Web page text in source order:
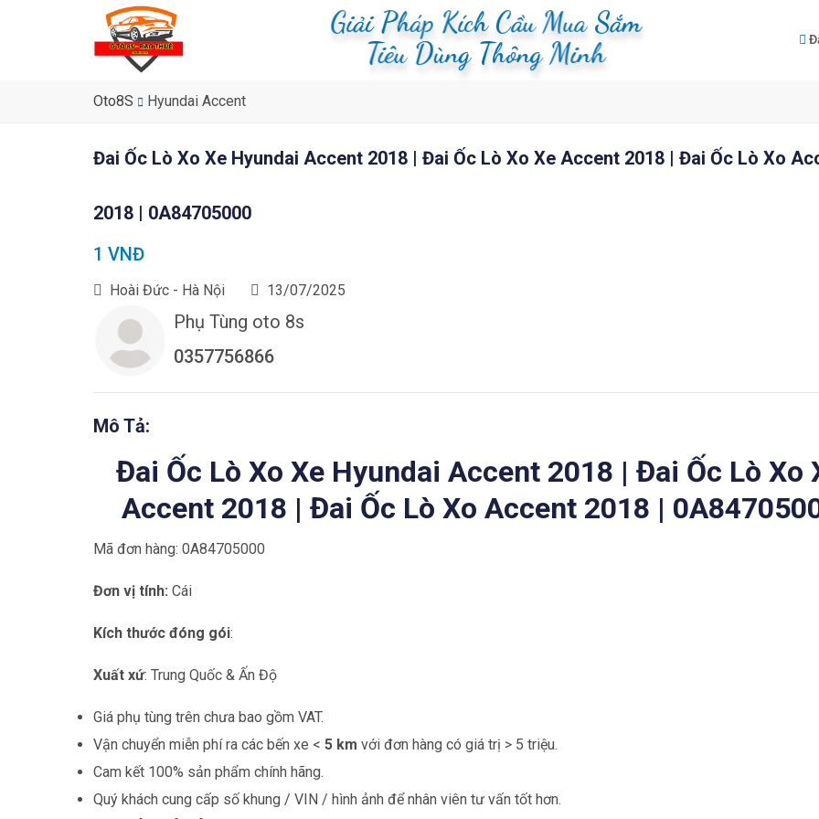
Giải Pháp Kích Cầu Mua Sắm
Tiêu Dùng Thông Minh
Oto8S Hyundai Accent
Đai Ốc Lò Xo Xe Hyundai Accent 2018 | Đai Ốc Lò Xo Xe Accent 2018 | Đai Ốc Lò Xo
2018 | 0A84705000
1 VNĐ
Hoài Đức - Hà Nội 13/07/2025
Phụ Tùng oto 8s
0357756866
Mô Tả:
Đai Ốc Lò Xo Xe Hyundai Accent 2018 | Đai Ốc Lò Xo
Accent 2018 | Đai Ốc Lò Xo Accent 2018 |
Mã đơn hàng: 0A84705000
Đơn vị tính: Cái
Kích thước đóng gói:
Xuất xứ: Trung Quốc & Ấn Độ
Giá phụ tùng trên chưa bao gồm VAT.
Vận chuyển miễn phí ra các bến xe < 5 km với đơn hàng có giá trị > 5 triệu.
Cam kết 100% sản phẩm chính hãng.
Quý khách cung cấp số khung / VIN / hình ảnh để nhân viên tư vấn tốt hơn.